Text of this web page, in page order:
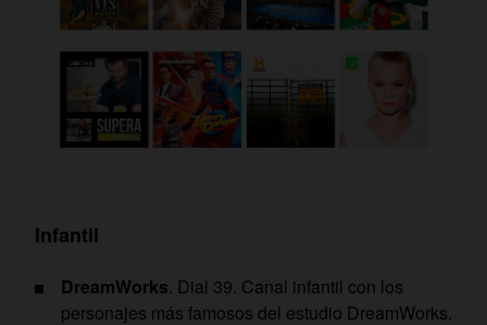
Infantil
DreamWorks. Dial 39. Canal infantil con los
personajes más famosos del estudio DreamWorks.